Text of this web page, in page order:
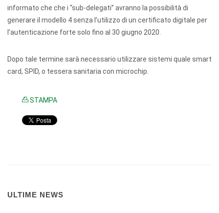
informato che che i “sub-delegati” avranno la possibilità di
generare il modello 4 senza l’utilizzo di un certificato digitale per
l’autenticazione forte solo fino al 30 giugno 2020.
Dopo tale termine sarà necessario utilizzare sistemi quale smart
card, SPID, o tessera sanitaria con microchip.
STAMPA
ULTIME NEWS